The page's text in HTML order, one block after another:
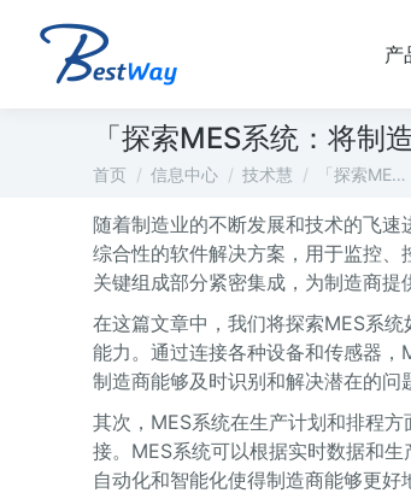
产
「探索MES系统：将制
您在这里：
首页 信息中心 技术慧 「探索ME…
随着制造业的不断发展和技术的飞
综合性的软件解决方案，用于监控
关键组成部分紧密集成，为制造商提
在这篇文章中，我们将探索MES系
能力。通过连接各种设备和传感器
制造商能够及时识别和解决潜在的问
其次，MES系统在生产计划和排程
接。MES系统可以根据实时数据和
自动化和智能化使得制造商能够更好